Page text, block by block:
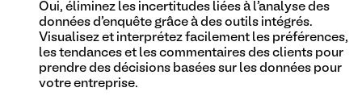
Oui, éliminez les incertitudes liées à l'analyse des
données d'enquête grâce à des outils intégrés.
Visualisez et interprétez facilement les préférences,
les tendances et les commentaires des clients pour
prendre des décisions basées sur les données pour
votre entreprise.